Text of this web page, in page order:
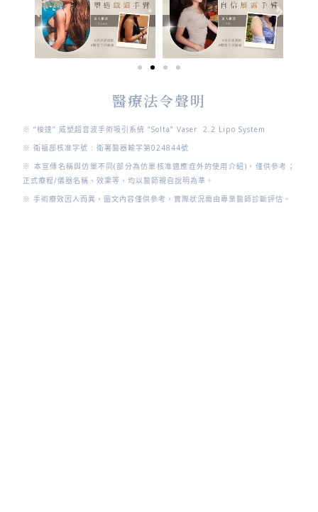
醫療法令聲明
※ “梭達” 威塑超音波手術吸引系統 “Solta” Vaser 2.2 Lipo System
※ 衛福部核准字號 : 衛署醫器輸字第024844號
※ 本宣傳名稱與仿單不同(部分為仿單核准適應症外的使用介紹)，僅供參考；
正式療程/儀器名稱、效果等，均以醫師親自說明為準。
※ 手術療效因人而異，圖文內容僅供參考，實際狀況需由專業醫師診斷評估。